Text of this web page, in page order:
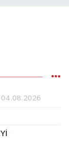
04.08.2026